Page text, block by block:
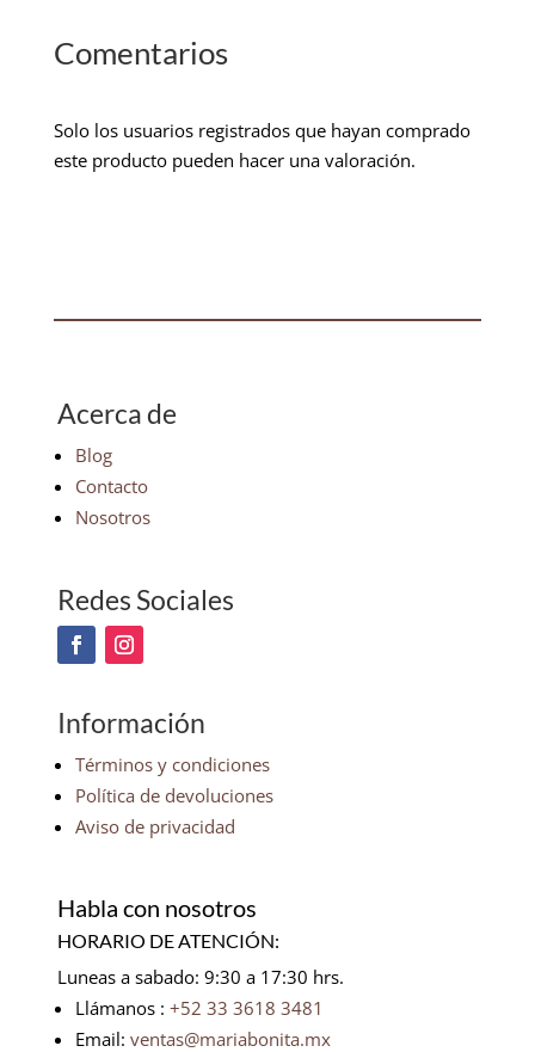
Comentarios
Solo los usuarios registrados que hayan comprado
este producto pueden hacer una valoración.
Acerca de
Blog
Contacto
Nosotros
Redes Sociales
Información
Términos y condiciones
Política de devoluciones
Aviso de privacidad
Habla con nosotros
HORARIO DE ATENCIÓN:
Luneas a sabado: 9:30 a 17:30 hrs.
Llámanos : +52 33 3618 3481
Email: ventas@mariabonita.mx